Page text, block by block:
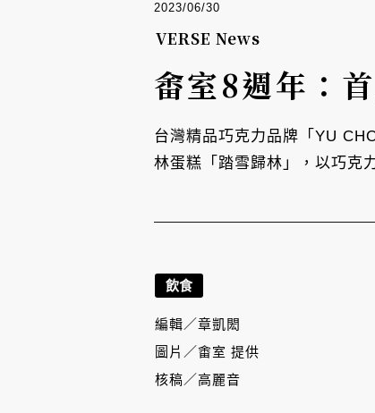
2023/06/30
VERSE News
畬室8週年：
台灣精品巧克力品牌「YU
林蛋糕「踏雪歸林」，以巧克
飲食
編輯／章凱閎
圖片／畬室 提供
核稿／高麗音